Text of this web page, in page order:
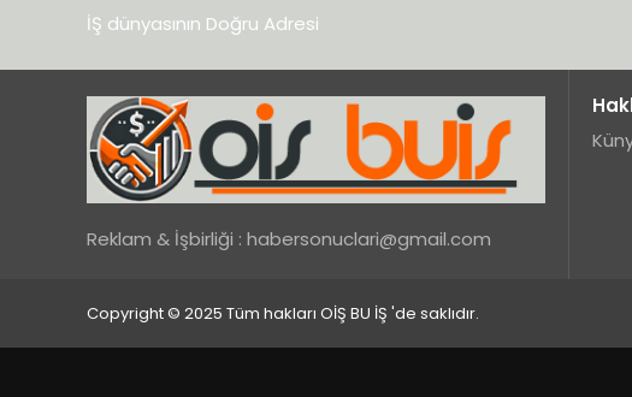
İŞ dünyasının Doğru Adresi
Reklam & İşbirliği : habersonuclari@gmail.com
Copyright © 2025 Tüm hakları OİŞ BU İŞ 'de saklıdır.